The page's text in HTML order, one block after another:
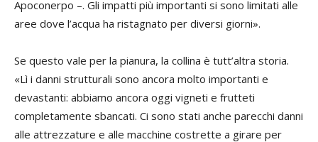
Apoconerpo –. Gli impatti più importanti si sono limitati alle
aree dove l’acqua ha ristagnato per diversi giorni».
Se questo vale per la pianura, la collina è tutt’altra storia.
«Lì i danni strutturali sono ancora molto importanti e
devastanti: abbiamo ancora oggi vigneti e frutteti
completamente sbancati. Ci sono stati anche parecchi danni
alle attrezzature e alle macchine costrette a girare per